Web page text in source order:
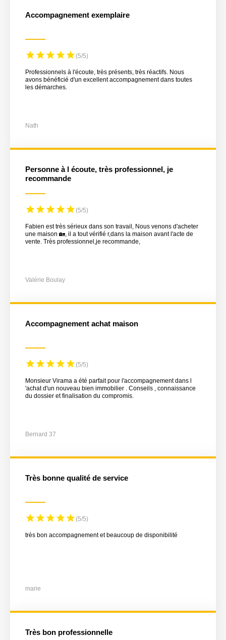
Accompagnement exemplaire
(5/5)
Professionnels à l'écoute, très présents, très réactifs. Nous
avons bénéficié d'un excellent accompagnement dans toutes
les démarches.
Nath
Personne à l écoute, très professionnel, je
recommande
(5/5)
Fabien est très sérieux dans son travail, Nous venons d'acheter
une maison 🏡, il a tout vérifié r,dans la maison avant l'acte de
vente. Très professionnel,je recommande,
Valérie Boulay
Accompagnement achat maison
(5/5)
Monsieur Virama a été parfait pour l'accompagnement dans l
'achat d'un nouveau bien immobilier . Conseils , connaissance
du dossier et finalisation du compromis.
Bernard 37
très bonne qualité de service
(5/5)
très bon accompagnement et beaucoup de disponibilité
marie
Très bon professionnelle